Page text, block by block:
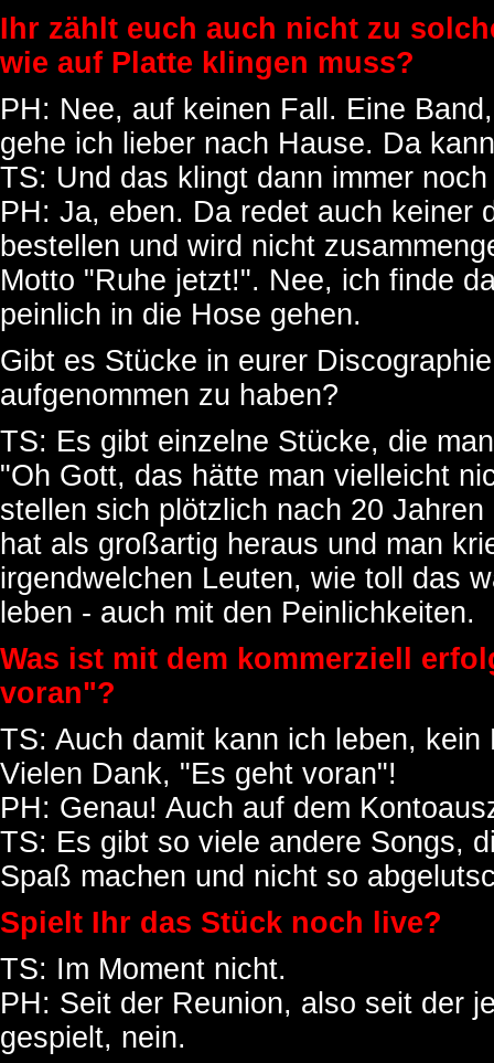
Ihr zählt euch auch nicht zu
wie auf Platte klingen muss?
PH: Nee, auf keinen Fall. Eine
gehe ich lieber nach Hause. Da
TS: Und das klingt dann immer
PH: Ja, eben. Da redet auch keiner
bestellen und wird nicht
Motto "Ruhe jetzt!". Nee, ich finde
peinlich in die Hose gehen.
Gibt es Stücke in eurer
aufgenommen zu haben?
TS: Es gibt einzelne Stücke, die
"Oh Gott, das hätte man vielleicht
stellen sich plötzlich nach 20
hat als großartig heraus und man
irgendwelchen Leuten, wie toll das
leben - auch mit den Peinlichkeiten.
Was ist mit dem kommerziell
voran"?
TS: Auch damit kann ich leben,
Vielen Dank, "Es geht voran"!
PH: Genau! Auch auf dem
TS: Es gibt so viele andere Songs,
Spaß machen und nicht so
Spielt Ihr das Stück noch live?
TS: Im Moment nicht.
PH: Seit der Reunion, also seit der
gespielt, nein.